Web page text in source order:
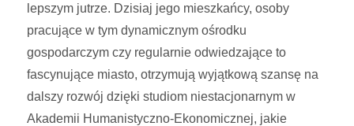
lepszym jutrze. Dzisiaj jego mieszkańcy, osoby
pracujące w tym dynamicznym ośrodku
gospodarczym czy regularnie odwiedzające to
fascynujące miasto, otrzymują wyjątkową szansę na
dalszy rozwój dzięki studiom niestacjonarnym w
Akademii Humanistyczno-Ekonomicznej, jakie